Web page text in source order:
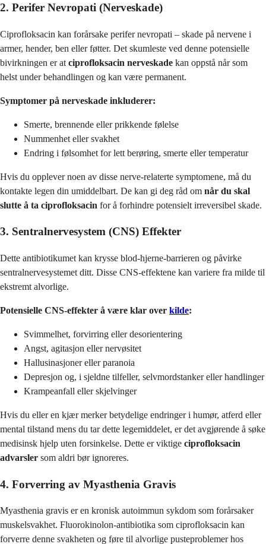
2. Perifer Nevropati (Nerveskade)
Ciprofloksacin kan forårsake perifer nevropati – skade på nervene i
armer, hender, ben eller føtter. Det skumleste ved denne potensielle
bivirkningen er at ciprofloksacin nerveskade kan oppstå når som
helst under behandlingen og kan være permanent.
Symptomer på nerveskade inkluderer:
Smerte, brennende eller prikkende følelse
Nummenhet eller svakhet
Endring i følsomhet for lett berøring, smerte eller temperatur
Hvis du opplever noen av disse nerve-relaterte symptomene, må du
kontakte legen din umiddelbart. De kan gi deg råd om når du skal
slutte å ta ciprofloksacin for å forhindre potensielt irreversibel skade.
3. Sentralnervesystem (CNS) Effekter
Dette antibiotikumet kan krysse blod-hjerne-barrieren og påvirke
sentralnervesystemet ditt. Disse CNS-effektene kan variere fra milde til
ekstremt alvorlige.
Potensielle CNS-effekter å være klar over kilde:
Svimmelhet, forvirring eller desorientering
Angst, agitasjon eller nervøsitet
Hallusinasjoner eller paranoia
Depresjon og, i sjeldne tilfeller, selvmordstanker eller handlinger
Krampeanfall eller skjelvinger
Hvis du eller en kjær merker betydelige endringer i humør, atferd eller
mental tilstand mens du tar dette legemiddelet, er det avgjørende å søke
medisinsk hjelp uten forsinkelse. Dette er viktige ciprofloksacin
advarsler som aldri bør ignoreres.
4. Forverring av Myasthenia Gravis
Myasthenia gravis er en kronisk autoimmun sykdom som forårsaker
muskelsvakhet. Fluorokinolon-antibiotika som ciprofloksacin kan
forverre denne svakheten og føre til alvorlige pusteproblemer hos